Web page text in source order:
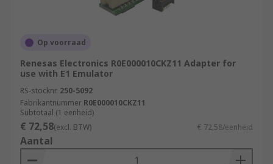
Op voorraad
Renesas Electronics R0E000010CKZ11 Adapter for
use with E1 Emulator
RS-stocknr. 250-5092
Fabrikantnummer R0E000010CKZ11
Subtotaal (1 eenheid)
€ 72,58(excl. BTW) € 72,58/eenheid
Aantal